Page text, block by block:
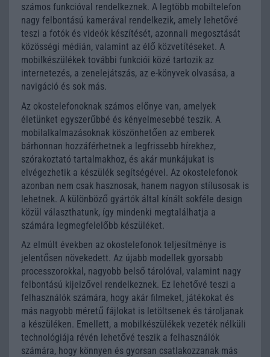
számos funkcióval rendelkeznek. A legtöbb mobiltelefon
nagy felbontású kamerával rendelkezik, amely lehetővé
teszi a fotók és videók készítését, azonnali megosztását
közösségi médián, valamint az élő közvetítéseket. A
mobilkészülékek további funkciói közé tartozik az
internetezés, a zenelejátszás, az e-könyvek olvasása, a
navigáció és sok más.
Az okostelefonoknak számos előnye van, amelyek
életünket egyszerűbbé és kényelmesebbé teszik. A
mobilalkalmazásoknak köszönhetően az emberek
bárhonnan hozzáférhetnek a legfrissebb hírekhez,
szórakoztató tartalmakhoz, és akár munkájukat is
elvégezhetik a készülék segítségével. Az okostelefonok
azonban nem csak hasznosak, hanem nagyon stílusosak is
lehetnek. A különböző gyártók által kínált sokféle design
közül választhatunk, így mindenki megtalálhatja a
számára legmegfelelőbb készüléket.
Az elmúlt években az okostelefonok teljesítménye is
jelentősen növekedett. Az újabb modellek gyorsabb
processzorokkal, nagyobb belső tárolóval, valamint nagy
felbontású kijelzővel rendelkeznek. Ez lehetővé teszi a
felhasználók számára, hogy akár filmeket, játékokat és
más nagyobb méretű fájlokat is letöltsenek és tároljanak
a készüléken. Emellett, a mobilkészülékek vezeték nélküli
technológiája révén lehetővé teszik a felhasználók
számára, hogy könnyen és gyorsan csatlakozzanak más